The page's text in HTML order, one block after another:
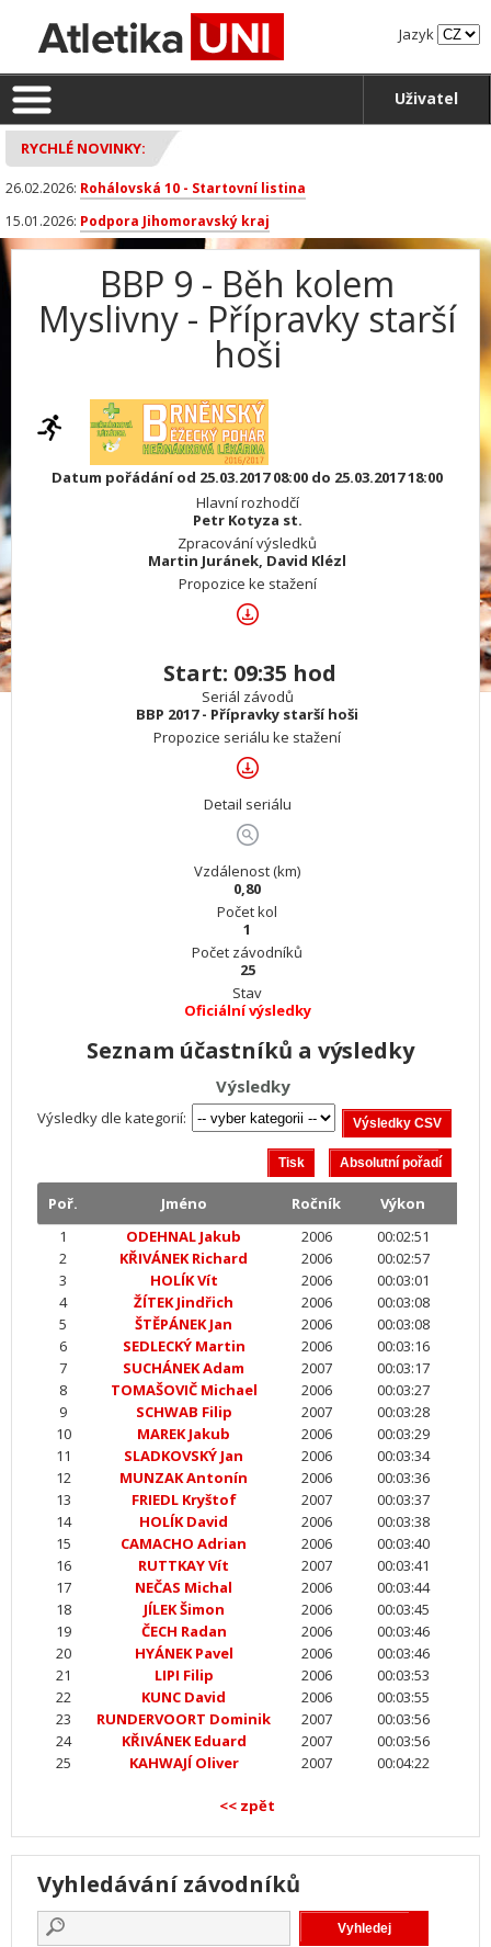
Jazyk
Uživatel
RYCHLÉ NOVINKY:
26.02.2026: Rohálovská 10 - Startovní listina
15.01.2026: Podpora Jihomoravský kraj
BBP 9 - Běh kolem
Myslivny - Přípravky starší
hoši
Datum pořádání od 25.03.2017 08:00 do 25.03.2017 18:00
Hlavní rozhodčí
Petr Kotyza st.
Zpracování výsledků
Martin Juránek, David Klézl
Propozice ke stažení
Start: 09:35 hod
Seriál závodů
BBP 2017 - Přípravky starší hoši
Propozice seriálu ke stažení
Detail seriálu
Vzdálenost (km)
0,80
Počet kol
1
Počet závodníků
25
Stav
Oficiální výsledky
Seznam účastníků a výsledky
Výsledky
Výsledky dle kategorií:
Poř. Jméno Ročník
Výkon
1
ODEHNAL Jakub 2006
00:02:51
2
KŘIVÁNEK Richard 2006
00:02:57
3
HOLÍK Vít 2006
00:03:01
4
ŽÍTEK Jindřich 2006
00:03:08
5
ŠTĚPÁNEK Jan 2006
00:03:08
6
SEDLECKÝ Martin 2006
00:03:16
7
SUCHÁNEK Adam 2007
00:03:17
8
TOMAŠOVIČ Michael 2006
00:03:27
9
SCHWAB Filip 2007
00:03:28
10
MAREK Jakub 2006
00:03:29
11
SLADKOVSKÝ Jan 2006
00:03:34
12
MUNZAK Antonín 2006
00:03:36
13
FRIEDL Kryštof 2007
00:03:37
14
HOLÍK David 2006
00:03:38
15
CAMACHO Adrian 2006
00:03:40
16
RUTTKAY Vít 2007
00:03:41
17
NEČAS Michal 2006
00:03:44
18
JÍLEK Šimon 2006
00:03:45
19
ČECH Radan 2006
00:03:46
20
HYÁNEK Pavel 2006
00:03:46
21
LIPI Filip 2006
00:03:53
22
KUNC David 2006
00:03:55
23
RUNDERVOORT Dominik 2007
00:03:56
24
KŘIVÁNEK Eduard 2007
00:03:56
25
KAHWAJÍ Oliver 2007 00:04:22
<< zpět
Vyhledávání závodníků